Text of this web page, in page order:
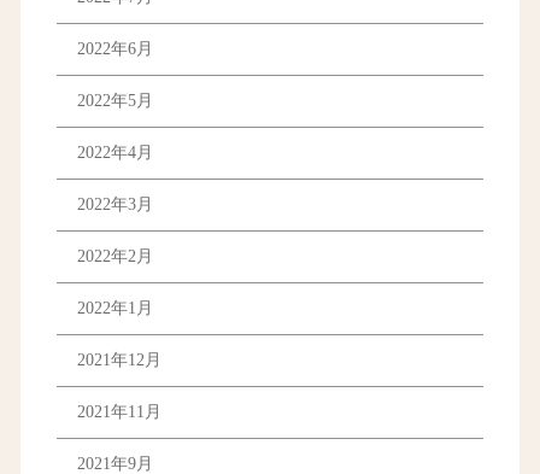
2022年6月
2022年5月
2022年4月
2022年3月
2022年2月
2022年1月
2021年12月
2021年11月
2021年9月